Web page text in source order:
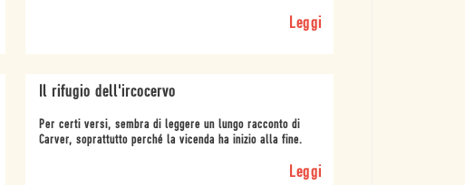
Leggi
Il rifugio dell'ircocervo
Per certi versi, sembra di leggere un lungo racconto di
Carver, soprattutto perché la vicenda ha inizio alla fine.
Leggi